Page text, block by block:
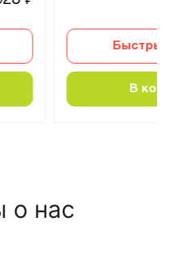
Быстрый
В
о нас